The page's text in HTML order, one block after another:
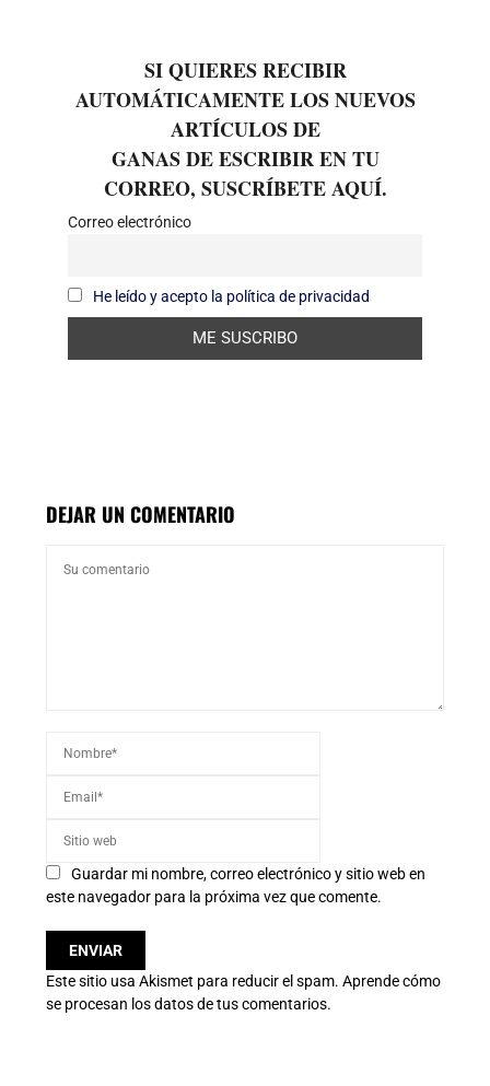
SI QUIERES RECIBIR
AUTOMÁTICAMENTE LOS NUEVOS
ARTÍCULOS DE
GANAS DE ESCRIBIR EN TU
CORREO, SUSCRÍBETE AQUÍ.
Correo electrónico
He leído y acepto la política de privacidad
DEJAR UN COMENTARIO
Guardar mi nombre, correo electrónico y sitio web en
este navegador para la próxima vez que comente.
Este sitio usa Akismet para reducir el spam. Aprende cómo
se procesan los datos de tus comentarios.